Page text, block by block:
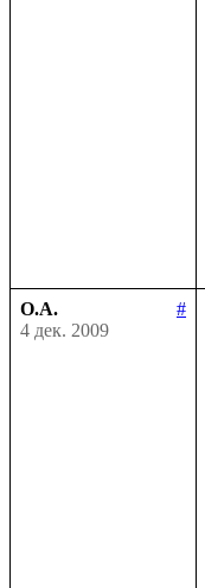
О.А.
#
4 дек. 2009